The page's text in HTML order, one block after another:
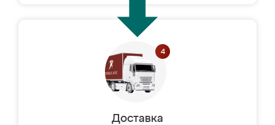
Доставка